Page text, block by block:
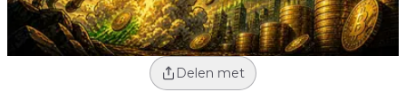
Delen met